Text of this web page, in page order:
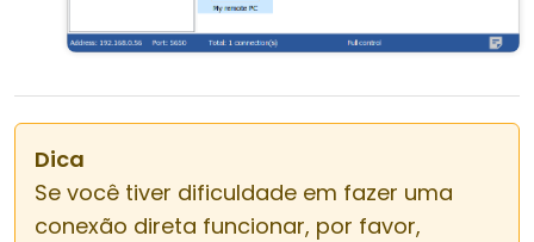
Dica
Se você tiver dificuldade em fazer uma
conexão direta funcionar, por favor,